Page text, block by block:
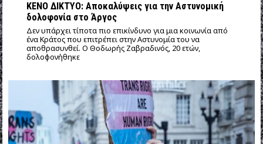
ΚΕΝΟ ΔΙΚΤΥΟ: Αποκαλύψεις για την Αστυνομική
δολοφονία στο Άργος
Δεν υπάρχει τίποτα πιο επικίνδυνο για μια κοινωνία από
ένα Κράτος που επιτρέπει στην Αστυνομία του να
αποθρασυνθεί. Ο Θοδωρής Ζαβραδινός, 20 ετών,
δολοφονήθηκε